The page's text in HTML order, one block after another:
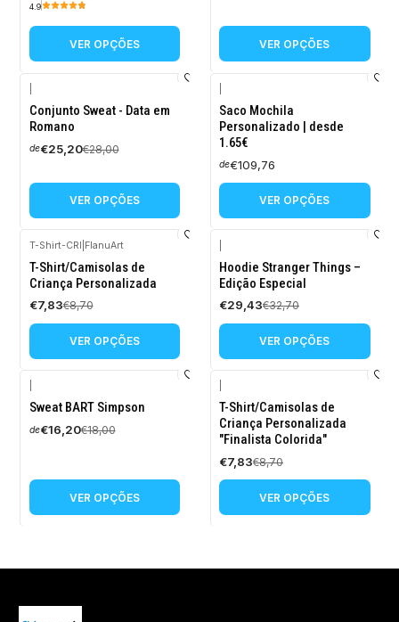
4.9
VER OPÇÕES VER OPÇÕES
-10%
DESCONTO
Conjunto Sweat - Data em
Romano
de€25,20€28,00
VER OPÇÕES
Saco Mochila
Personalizado | desde
1.65€
de€109,76
VER OPÇÕES
-10%
DESCONTO
T-Shirt-CRI FlanuArt
T-Shirt/Camisolas de
Criança Personalizada
€7,83€8,70
VER OPÇÕES
-10%
DESCONTO
Hoodie Stranger Things –
Edição Especial
€29,43€32,70
VER OPÇÕES
-10%
DESCONTO
Sweat BART Simpson
de€16,20€18,00
VER OPÇÕES
-10%
DESCONTO
T-Shirt/Camisolas de
Criança Personalizada
"Finalista Colorida"
€7,83€8,70
VER OPÇÕES